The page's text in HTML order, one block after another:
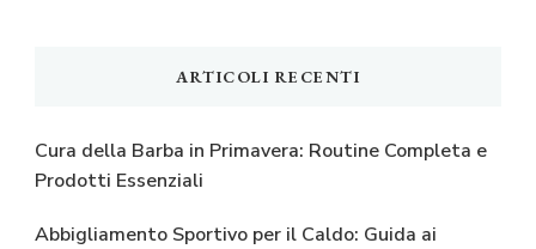
ARTICOLI RECENTI
Cura della Barba in Primavera: Routine Completa e
Prodotti Essenziali
Abbigliamento Sportivo per il Caldo: Guida ai